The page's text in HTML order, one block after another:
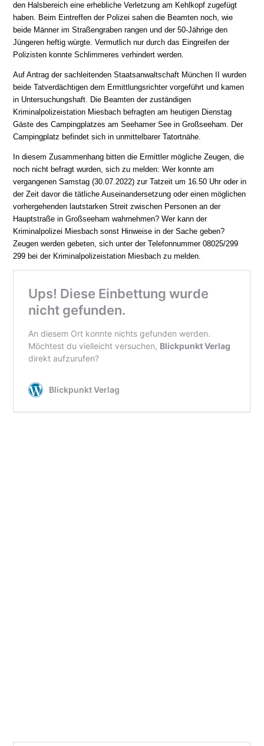
den Halsbereich eine erhebliche Verletzung am Kehlkopf zugefügt
haben. Beim Eintreffen der Polizei sahen die Beamten noch, wie
beide Männer im Straßengraben rangen und der 50-Jährige den
Jüngeren heftig würgte. Vermutlich nur durch das Eingreifen der
Polizisten konnte Schlimmeres verhindert werden.
Auf Antrag der sachleitenden Staatsanwaltschaft München II wurden
beide Tatverdächtigen dem Ermittlungsrichter vorgeführt und kamen
in Untersuchungshaft. Die Beamten der zuständigen
Kriminalpolizeistation Miesbach befragten am heutigen Dienstag
Gäste des Campingplatzes am Seehamer See in Großseeham. Der
Campingplatz befindet sich in unmittelbarer Tatortnähe.
In diesem Zusammenhang bitten die Ermittler mögliche Zeugen, die
noch nicht befragt wurden, sich zu melden: Wer konnte am
vergangenen Samstag (30.07.2022) zur Tatzeit um 16.50 Uhr oder in
der Zeit davor die tätliche Auseinandersetzung oder einen möglichen
vorhergehenden lautstarken Streit zwischen Personen an der
Hauptstraße in Großseeham wahrnehmen? Wer kann der
Kriminalpolizei Miesbach sonst Hinweise in der Sache geben?
Zeugen werden gebeten, sich unter der Telefonnummer 08025/299
299 bei der Kriminalpolizeistation Miesbach zu melden.